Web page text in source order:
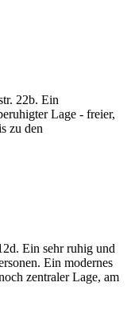
22b. Ein
Lage - freier,
zu den
Ein sehr ruhig und
Ein modernes
zentraler Lage, am